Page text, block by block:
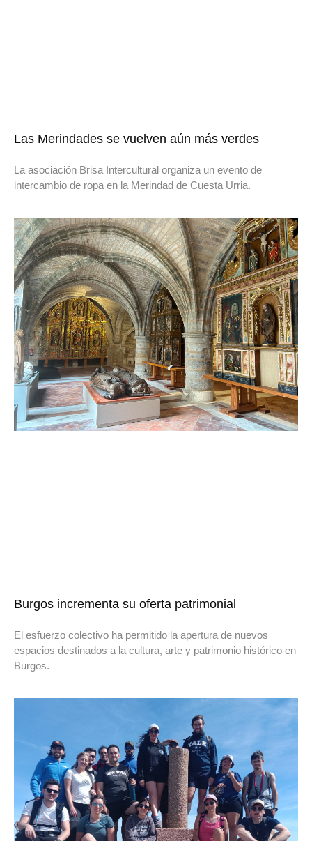
Las Merindades se vuelven aún más verdes
La asociación Brisa Intercultural organiza un evento de
intercambio de ropa en la Merindad de Cuesta Urria.
Burgos incrementa su oferta patrimonial
El esfuerzo colectivo ha permitido la apertura de nuevos
espacios destinados a la cultura, arte y patrimonio histórico en
Burgos.